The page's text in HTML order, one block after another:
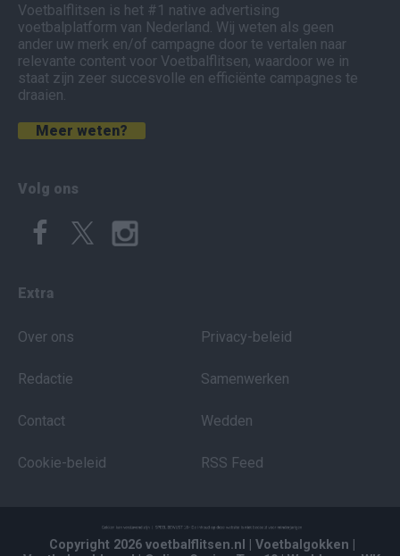
Voetbalflitsen is het #1 native advertising
voetbalplatform van Nederland. Wij weten als geen
ander uw merk en/of campagne door te vertalen naar
relevante content voor Voetbalflitsen, waardoor we in
staat zijn zeer succesvolle en efficiënte campagnes te
draaien.
Meer weten?
Volg ons
Extra
Over ons
Redactie
Contact
Cookie-beleid
Privacy-beleid
Samenwerken
Wedden
RSS Feed
Copyright 2026 voetbalflitsen.nl | Voetbalgokken